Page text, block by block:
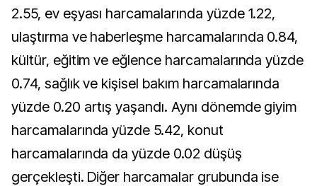
2.55, ev eşyası harcamalarında yüzde 1.22,
ulaştırma ve haberleşme harcamalarında 0.84,
kültür, eğitim ve eğlence harcamalarında yüzde
0.74, sağlık ve kişisel bakım harcamalarında
yüzde 0.20 artış yaşandı. Aynı dönemde giyim
harcamalarında yüzde 5.42, konut
harcamalarında da yüzde 0.02 düşüş
gerçekleşti. Diğer harcamalar grubunda ise